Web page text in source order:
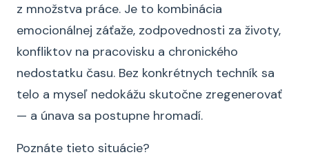
z množstva práce. Je to kombinácia
emocionálnej záťaže, zodpovednosti za životy,
konfliktov na pracovisku a chronického
nedostatku času. Bez konkrétnych techník sa
telo a myseľ nedokážu skutočne zregenerovať
— a únava sa postupne hromadí.
Poznáte tieto situácie?